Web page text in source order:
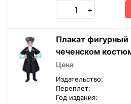
+
Плакат
чеченском
Цена
Издательство:
Переплет:
Год издания: